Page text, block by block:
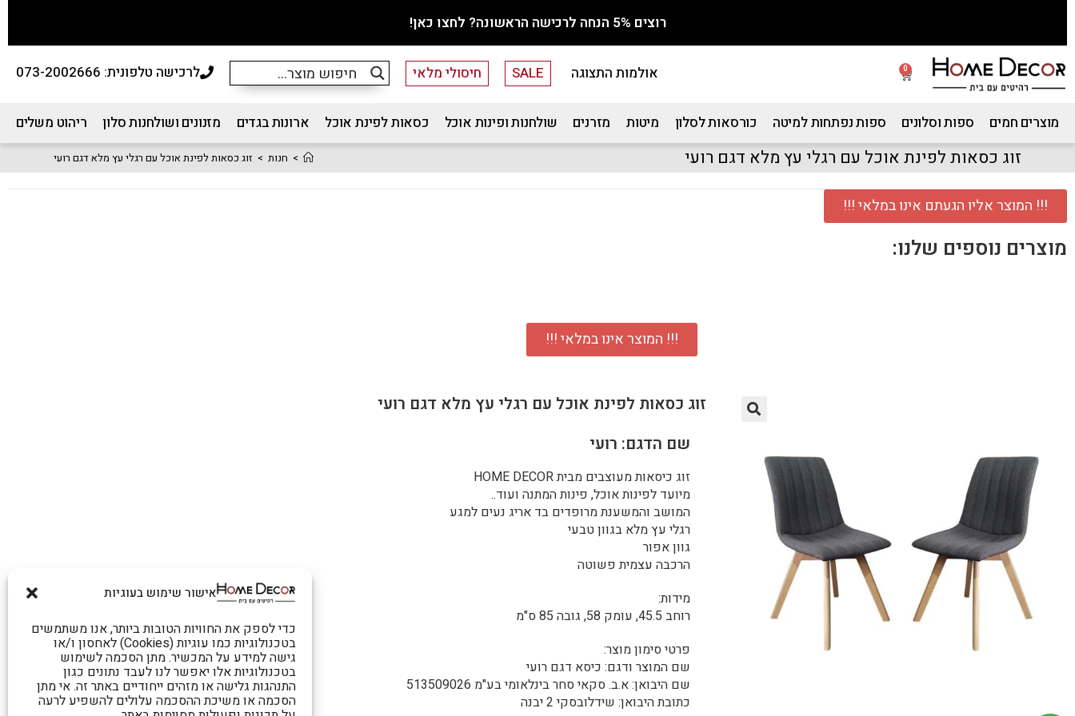
אישור שימוש בעוגיות
כדי לספק את החוויות הטובות ביותר, אנו משתמשים
בטכנולוגיות כמו עוגיות (Cookies) לאחסון ו/או
גישה למידע על המכשיר. מתן הסכמה לשימוש
בטכנולוגיות אלו יאפשר לנו לעבד נתונים כגון
התנהגות גלישה או מזהים ייחודיים באתר זה. אי מתן
הסכמה או משיכת ההסכמה עלולים להשפיע לרעה
רוצים 5% הנחה לרכישה הראשונה? לחצו כאן!
0 אולמות התצוגה SALE חיסולי מלאי לרכישה טלפונית: 073-2002666
מוצרים חמים ספות וסלונים ספות נפתחות למיטה כורסאות לסלון מיטות מזרנים שולחנות ופינות אוכל כסאות לפינת אוכל ארונות בגדים מזנונים ושולחנות סלון ריהוט משלים
זוג כסאות לפינת אוכל עם רגלי עץ מלא דגם רועי > חנות > זוג כסאות לפינת אוכל עם רגלי עץ מלא דגם רועי
!!! המוצר אליו הגעתם אינו במלאי !!!
מוצרים נוספים שלנו:
!!! המוצר אינו במלאי !!!
זוג כסאות לפינת אוכל עם רגלי עץ מלא דגם רועי
שם הדגם: רועי
זוג כיסאות מעוצבים מבית HOME DECOR
מיועד לפינות אוכל, פינות המתנה ועוד..
המושב והמשענת מרופדים בד אריג נעים למגע
רגלי עץ מלא בגוון טבעי
גוון אפור
הרכבה עצמית פשוטה
מידות:
רוחב 45.5, עומק 58, גובה 85 ס"מ
פרטי סימון מוצר:
שם המוצר ודגם: כיסא דגם רועי
שם היבואן: א.ב. סקאי סחר בינלאומי בע"מ 513509026
כתובת היבואן: שידלובסקי 2 יבנה